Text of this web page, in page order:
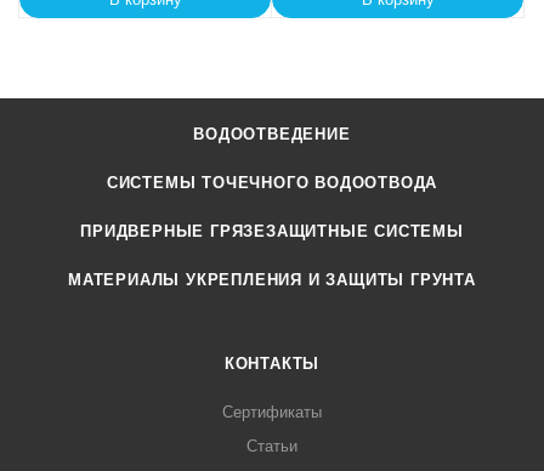
ВОДООТВЕДЕНИЕ
СИСТЕМЫ ТОЧЕЧНОГО ВОДООТВОДА
ПРИДВЕРНЫЕ ГРЯЗЕЗАЩИТНЫЕ СИСТЕМЫ
МАТЕРИАЛЫ УКРЕПЛЕНИЯ И ЗАЩИТЫ ГРУНТА
КОНТАКТЫ
Сертификаты
Статьи